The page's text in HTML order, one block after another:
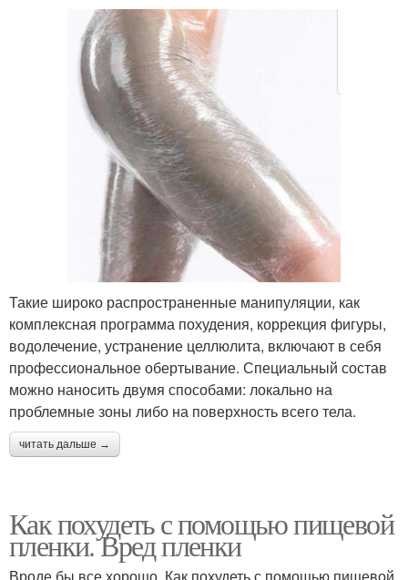
Такие широко распространенные манипуляции, как
комплексная программа похудения, коррекция фигуры,
водолечение, устранение целлюлита, включают в себя
профессиональное обертывание. Специальный состав
можно наносить двумя способами: локально на
проблемные зоны либо на поверхность всего тела.
читать дальше →
Как похудеть с помощью пищевой
пленки. Вред пленки
Вроде бы все хорошо. Как похудеть с помощью пищевой